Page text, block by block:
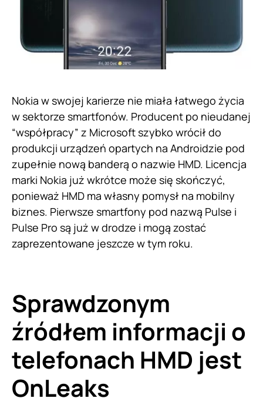
Nokia w swojej karierze nie miała łatwego życia
w sektorze smartfonów. Producent po nieudanej
“współpracy” z Microsoft szybko wrócił do
produkcji urządzeń opartych na Androidzie pod
zupełnie nową banderą o nazwie HMD. Licencja
marki Nokia już wkrótce może się skończyć,
ponieważ HMD ma własny pomysł na mobilny
biznes. Pierwsze smartfony pod nazwą Pulse i
Pulse Pro są już w drodze i mogą zostać
zaprezentowane jeszcze w tym roku.
Sprawdzonym
źródłem informacji o
telefonach HMD jest
OnLeaks